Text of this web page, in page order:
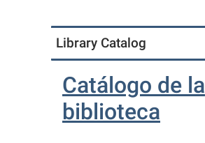
Library Catalog
Catálogo de la
biblioteca